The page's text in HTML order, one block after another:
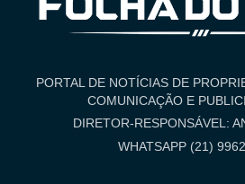
PORTAL DE NOTÍCIAS DE
COMUNICAÇÃO E
DIRETOR-RESPONSÁVEL:
WHATSAPP (21)